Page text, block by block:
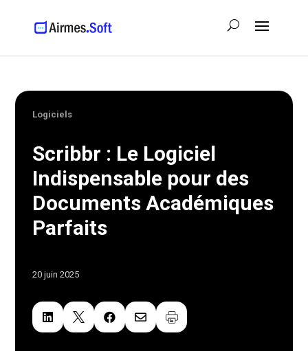
Logiciels
Scribbr : Le Logiciel
Indispensable pour des
Documents Académiques
Parfaits
20 juin 2025
   